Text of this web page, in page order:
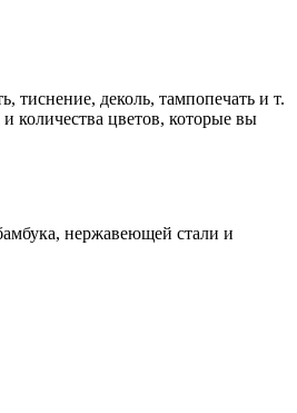
тиснение, деколь, тампопечать и т.
количества цветов, которые вы
нержавеющей стали и